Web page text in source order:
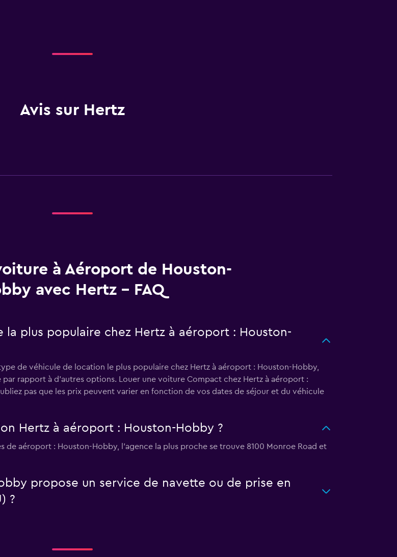
Avis sur Hertz
à Aéroport de Houston-
avec Hertz - FAQ
plus populaire chez Hertz à aéroport : Houston-
de véhicule de location le plus populaire chez Hertz à aéroport : Houston-Hobby,
rapport à d’autres options. Louer une voiture Compact chez Hertz à aéroport :
pas que les prix peuvent varier en fonction de vos dates de séjour et du véhicule
Hertz à aéroport : Houston-Hobby ?
de aéroport : Houston-Hobby, l’agence la plus proche se trouve 8100 Monroe Road et
propose un service de navette ou de prise en
?